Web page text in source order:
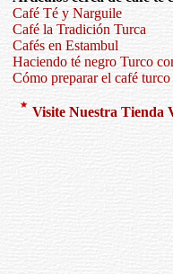
Café Té y Narguile
Café la Tradición Turca
Cafés en Estambul
Haciendo té negro Turco
Cómo preparar el café
Visite Nuestra Tienda